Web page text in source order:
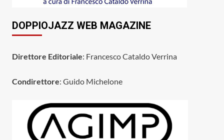
DOPPIOJAZZ WEB MAGAZINE
Direttore Editoriale: Francesco Cataldo Verrina
Condirettore: Guido Michelone